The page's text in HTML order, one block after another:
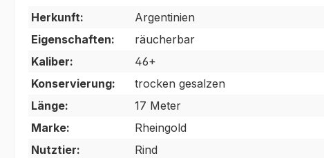
Herkunft:
Argentinien
Eigenschaften:
räucherbar
Kaliber:
46+
Konservierung:
trocken gesalzen
Länge:
17 Meter
Marke:
Rheingold
Nutztier:
Rind